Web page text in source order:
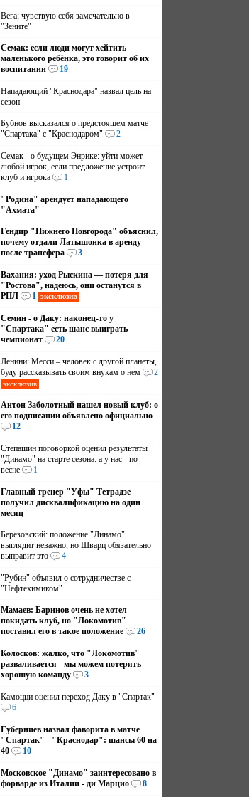
Вега: чувствую себя замечательно в
"Зените"
Семак: если люди могут хейтить
маленького ребёнка, это говорит об их
воспитании
19
Нападающий "Краснодара" назвал цель на
сезон
Бубнов высказался о предстоящем матче
"Спартака" с "Краснодаром"
2
Семак - о будущем Энрике: уйти может
любой игрок, если предложение устроит
клуб и игрока
1
"Родина" арендует нападающего
"Ахмата"
Гендир "Нижнего Новгорода" объяснил,
почему отдали Латышонка в аренду
после трансфера
3
Вахания: уход Рыскина — потеря для
"Ростова", надеюсь, они останутся в
РПЛ
1 эксклюзив
Семин - о Даку: наконец-то у
"Спартака" есть шанс выиграть
чемпионат
20
Ленини: Месси – человек с другой планеты,
буду рассказывать своим внукам о нем
2
эксклюзив
Антон Заболотный нашел новый клуб: о
его подписании объявлено официально
12
Степашин поговоркой оценил результаты
"Динамо" на старте сезона: а у нас - по
весне
1
Главный тренер "Уфы" Тетрадзе
получил дисквалификацию на один
месяц
Березовский: положение "Динамо"
выглядит неважно, но Шварц обязательно
выправит это
4
"Рубин" объявил о сотрудничестве с
"Нефтехимиком"
Мамаев: Баринов очень не хотел
покидать клуб, но "Локомотив"
поставил его в такое положение
26
Колосков: жалко, что "Локомотив"
разваливается - мы можем потерять
хорошую команду
3
Камоцци оценил переход Даку в "Спартак"
6
Губерниев назвал фаворита в матче
"Спартак" - "Краснодар": шансы 60 на
40
10
Московское "Динамо" заинтересовано в
форварде из Италии - ди Марцио
8